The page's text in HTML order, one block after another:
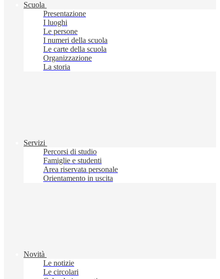
Scuola
Presentazione
I luoghi
Le persone
I numeri della scuola
Le carte della scuola
Organizzazione
La storia
Servizi
Percorsi di studio
Famiglie e studenti
Area riservata personale
Orientamento in uscita
Novità
Le notizie
Le circolari